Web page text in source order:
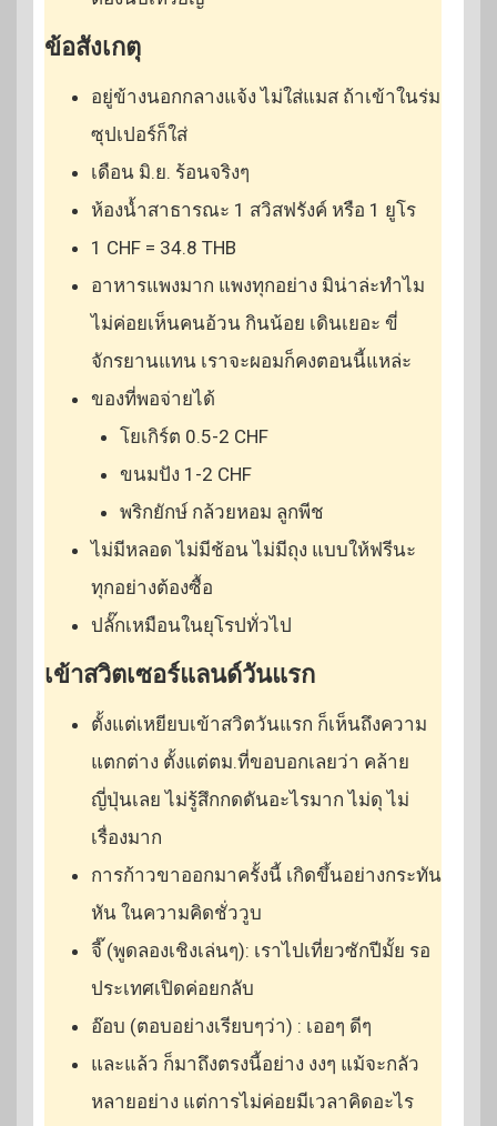
ข้อสังเกตุ
อยู่ข้างนอกกลางแจ้ง ไม่ใส่แมส ถ้าเข้าในร่ม
ซุปเปอร์ก็ใส่
เดือน มิ.ย. ร้อนจริงๆ
ห้องน้ำสาธารณะ 1 สวิสฟรังค์ หรือ 1 ยูโร
1 CHF = 34.8 THB
อาหารแพงมาก แพงทุกอย่าง มิน่าล่ะทำไม
ไม่ค่อยเห็นคนอ้วน กินน้อย เดินเยอะ ขี่
จักรยานแทน เราจะผอมก็คงตอนนี้แหล่ะ
ของที่พอจ่ายได้
โยเกิร์ต 0.5-2 CHF
ขนมปัง 1-2 CHF
พริกยักษ์ กล้วยหอม ลูกพีช
ไม่มีหลอด ไม่มีช้อน ไม่มีถุง แบบให้ฟรีนะ
ทุกอย่างต้องซื้อ
ปลั๊กเหมือนในยุโรปทั่วไป
เข้าสวิตเซอร์แลนด์วันแรก
ตั้งแต่เหยียบเข้าสวิตวันแรก ก็เห็นถึงความ
แตกต่าง ตั้งแต่ตม.ที่ขอบอกเลยว่า คล้าย
ญี่ปุ่นเลย ไม่รู้สึกกดดันอะไรมาก ไม่ดุ ไม่
เรื่องมาก
การก้าวขาออกมาครั้งนี้ เกิดขึ้นอย่างกระทัน
หัน ในความคิดชั่ววูบ
จี๊ (พูดลองเชิงเล่นๆ): เราไปเที่ยวซักปีมั้ย รอ
ประเทศเปิดค่อยกลับ
อ๊อบ (ตอบอย่างเรียบๆว่า) : เออๆ ดีๆ
และแล้ว ก็มาถึงตรงนี้อย่าง งงๆ แม้จะกลัว
หลายอย่าง แต่การไม่ค่อยมีเวลาคิดอะไร